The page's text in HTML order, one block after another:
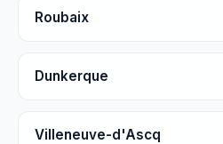
Roubaix
Dunkerque
Villeneuve-d'Ascq